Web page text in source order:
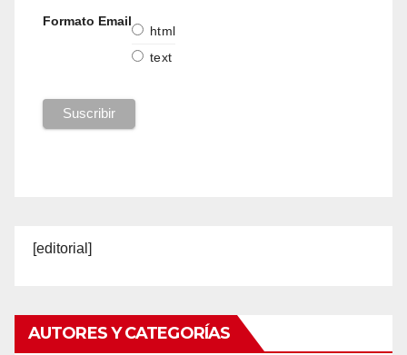
Formato Email
html
text
[editorial]
AUTORES Y CATEGORÍAS